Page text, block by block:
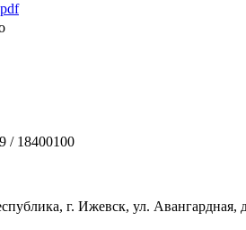
/ 18400100
г. Ижевск, ул. Авангардная,